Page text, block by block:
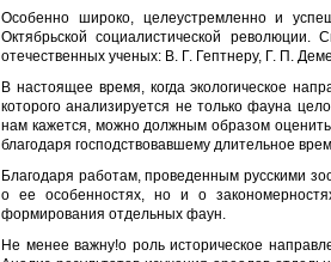
Особенно широко, целеустремленно и
Октябрьской социалистической
отечественных ученых: В. Г. Гептнеру, Г. П.
В настоящее время, когда экологическое
которого анализируется не только фауна
нам кажется, можно должным образом
благодаря господствовавшему длительное
Благодаря работам, проведенным русскими
о ее особенностях, но и о
формирования отдельных фаун.
Не менее важну!о роль историческое